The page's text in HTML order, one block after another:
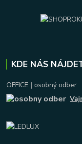
KDE NÁS
OFFICE | osobný odber